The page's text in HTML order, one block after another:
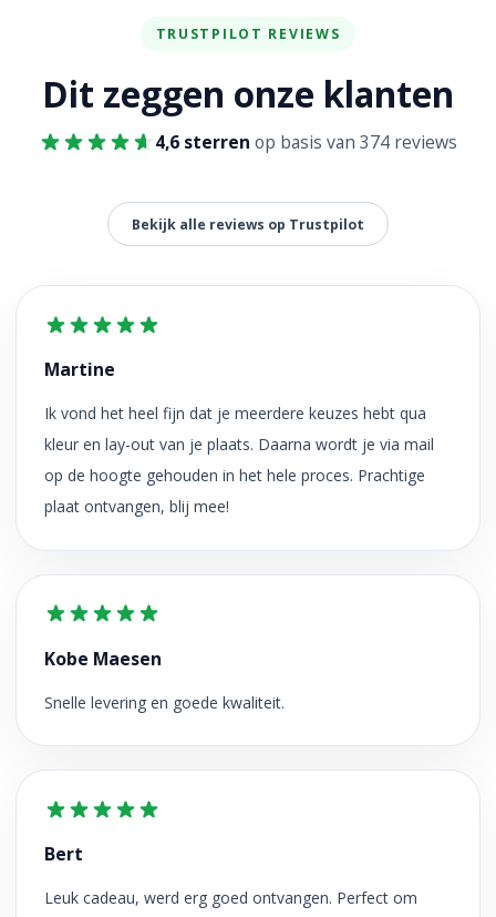
TRUSTPILOT REVIEWS
Dit zeggen onze klanten
4,6 sterren op basis van 374 reviews
Bekijk alle reviews op Trustpilot
Martine
Ik vond het heel fijn dat je meerdere keuzes hebt qua
kleur en lay-out van je plaats. Daarna wordt je via mail
op de hoogte gehouden in het hele proces. Prachtige
plaat ontvangen, blij mee!
Kobe Maesen
Snelle levering en goede kwaliteit.
Bert
Leuk cadeau, werd erg goed ontvangen. Perfect om